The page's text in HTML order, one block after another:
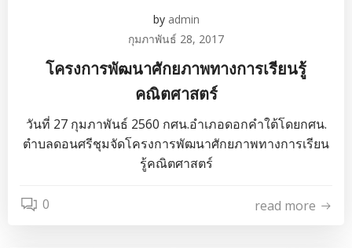
by admin
กุมภาพันธ์ 28, 2017
โครงการพัฒนาศักยภาพทางการเรียนรู้
คณิตศาสตร์
วันที่ 27 กุมภาพันธ์ 2560 กศน.อำเภอดอกคำใต้โดยกศน.
ตำบลดอนศรีชุมจัดโครงการพัฒนาศักยภาพทางการเรียน
รู้คณิตศาสตร์
0 read more